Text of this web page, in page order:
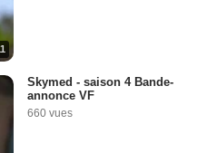
Skymed - saison 4 Bande-
annonce VF
660 vues